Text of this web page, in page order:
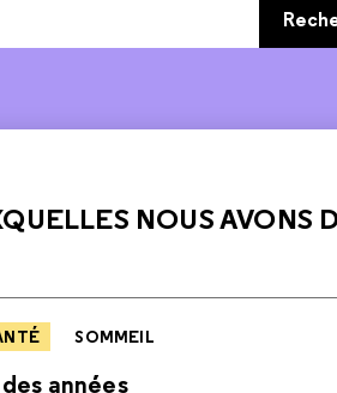
NOUS AVONS
SOMMEIL
années